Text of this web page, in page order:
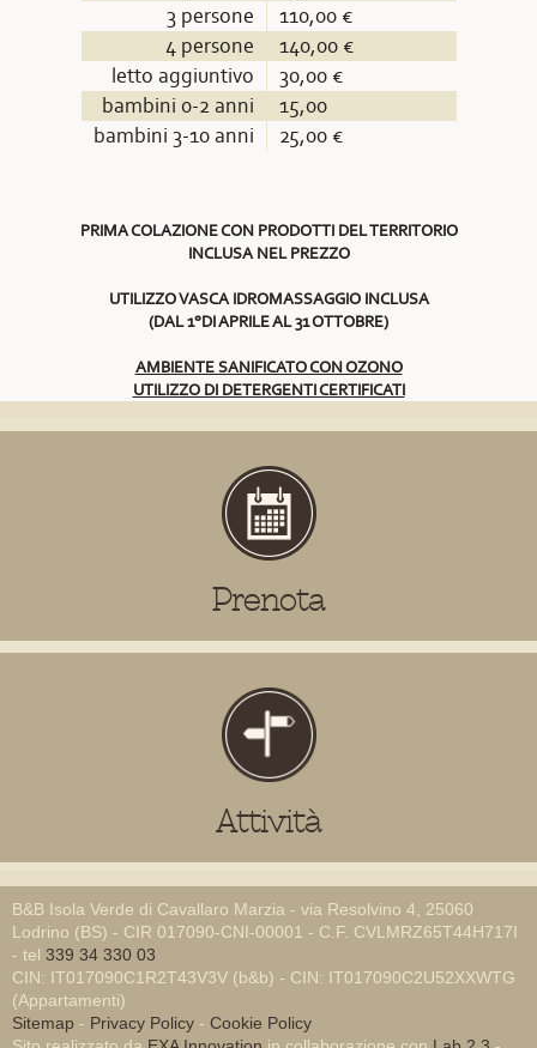
3 persone
110,00 €
4 persone
140,00 €
letto aggiuntivo
30,00 €
bambini 0-2 anni
15,00
bambini 3-10 anni
25,00 €
PRIMA COLAZIONE CON PRODOTTI DEL TERRITORIO
INCLUSA NEL PREZZO
UTILIZZO VASCA IDROMASSAGGIO INCLUSA
(DAL 1°DI APRILE AL 31 OTTOBRE)
AMBIENTE SANIFICATO CON OZONO
UTILIZZO DI DETERGENTI CERTIFICATI
Prenota
Attività
B&B Isola Verde di Cavallaro Marzia - via Resolvino 4, 25060
Lodrino (BS) - CIR 017090-CNI-00001 - C.F. CVLMRZ65T44H717I
- tel 339 34 330 03
CIN: IT017090C1R2T43V3V (b&b) - CIN: IT017090C2U52XXWTG
(Appartamenti)
Sitemap - Privacy Policy - Cookie Policy